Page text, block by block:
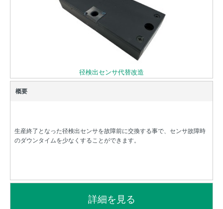
径検出センサ代替改造
生産終了となった径検出センサを故障前に交換する事で、センサ故障時
のダウンタイムを少なくすることができます。